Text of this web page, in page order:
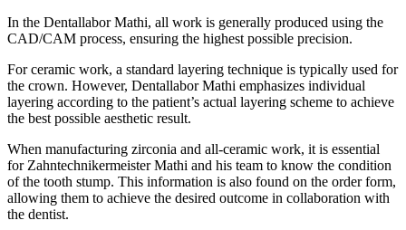
In the Dentallabor Mathi, all work is generally produced using the
CAD/CAM process, ensuring the highest possible precision.
For ceramic work, a standard layering technique is typically used for
the crown. However, Dentallabor Mathi emphasizes individual
layering according to the patient’s actual layering scheme to achieve
the best possible aesthetic result.
When manufacturing zirconia and all-ceramic work, it is essential
for Zahntechnikermeister Mathi and his team to know the condition
of the tooth stump. This information is also found on the order form,
allowing them to achieve the desired outcome in collaboration with
the dentist.